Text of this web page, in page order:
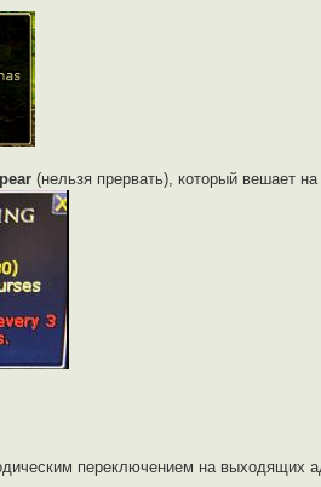
(нельзя прервать), который вешает
переключением на выходящих